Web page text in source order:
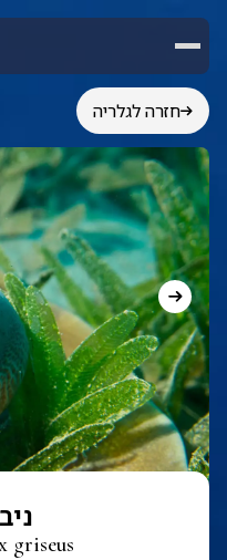
חזרה לגלריה
griseus